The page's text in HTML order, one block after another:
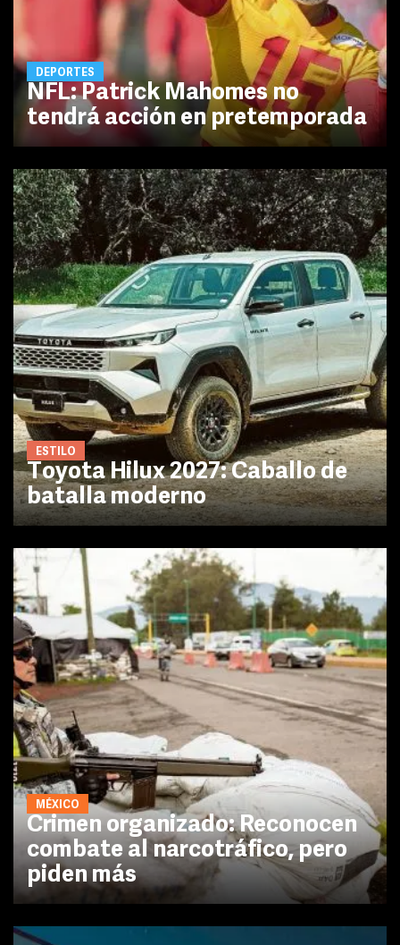
DEPORTES
NFL: Patrick Mahomes no
tendrá acción en pretemporada
ESTILO
Toyota Hilux 2027: Caballo de
batalla moderno
MÉXICO
Crimen organizado: Reconocen
combate al narcotráfico, pero
piden más